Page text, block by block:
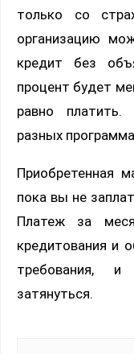
только со
организацию
кредит без
процент будет
равно
разных
Приобретенная
пока вы не
Платеж за
кредитования и
требования,
затянуться.